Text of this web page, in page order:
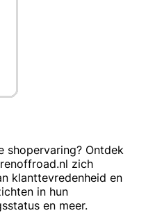
shopervaring? Ontdek
zich
klanttevredenheid en
in hun
en meer.